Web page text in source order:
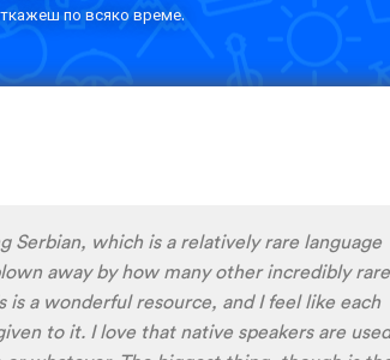
по всяко време.
the app today, I'm liking what I have seen, so
with it to try to learn the format and how
have found it to be really user friendly.
speakers' pronunciation, I really liked that